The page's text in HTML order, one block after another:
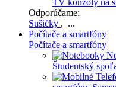
TV konzoly na
Odporúčame:
Sušičky , ...
Počítače a smartfóny
Počítače a smartfóny
Študentský